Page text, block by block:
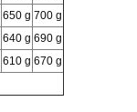
650 g 700 g
640 g 690 g
610 g 670 g